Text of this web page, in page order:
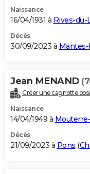
Naissance
16/04/1931 à Rives-
Décès
30/09/2023 à
Jean MENAND
Créer une cagnotte
Naissance
14/04/1949 à
Décès
21/09/2023 à Pons (